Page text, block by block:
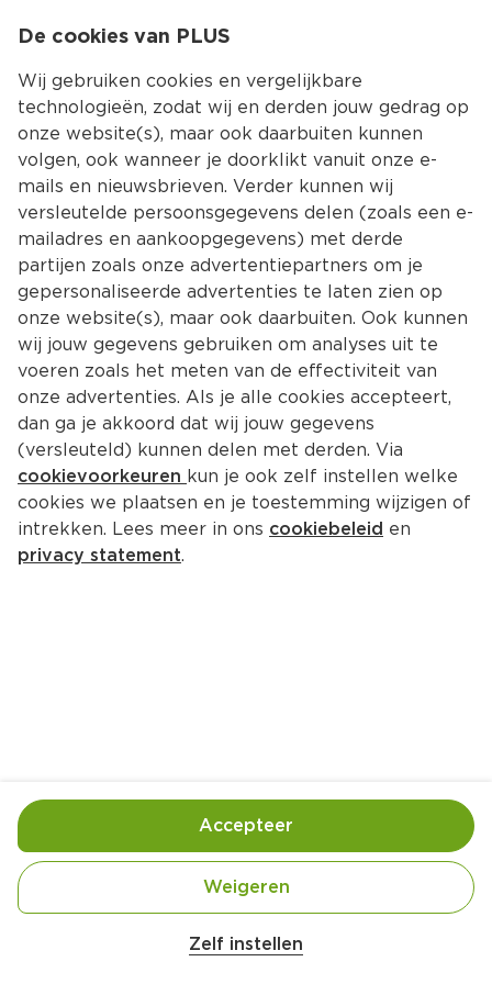
Kies jouw
Ingrediënten Bereiding
De cookies van PLUS
Wij gebruiken cookies en vergelijkbare
technologieën, zodat wij en derden jouw gedrag op
onze website(s), maar ook daarbuiten kunnen
volgen, ook wanneer je doorklikt vanuit onze e-
mails en nieuwsbrieven. Verder kunnen wij
versleutelde persoonsgegevens delen (zoals een e-
mailadres en aankoopgegevens) met derde
partijen zoals onze advertentiepartners om je
gepersonaliseerde advertenties te laten zien op
onze website(s), maar ook daarbuiten. Ook kunnen
wij jouw gegevens gebruiken om analyses uit te
voeren zoals het meten van de effectiviteit van
onze advertenties. Als je alle cookies accepteert,
dan ga je akkoord dat wij jouw gegevens
(versleuteld) kunnen delen met derden. Via
cookievoorkeuren kun je ook zelf instellen welke
cookies we plaatsen en je toestemming wijzigen of
intrekken. Lees meer in ons cookiebeleid en
privacy statement.
Zelf instellen
Weigeren
Accepteer